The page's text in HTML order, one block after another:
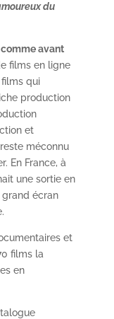
du
avant
films en ligne
qui
production
et
méconnu
En France, à
une sortie en
grand écran
et
films la
en